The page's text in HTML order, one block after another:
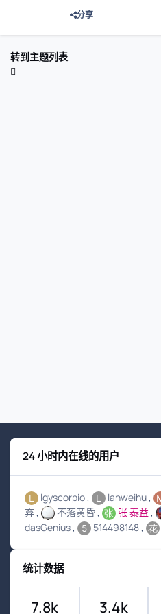
分享
转到主题列表
24 小时内在线的用户
lgyscorpio lanweihu
弃
不落黄昏 张 泰益
dasGenius
514498148
统计数据
7.8k 3.4k